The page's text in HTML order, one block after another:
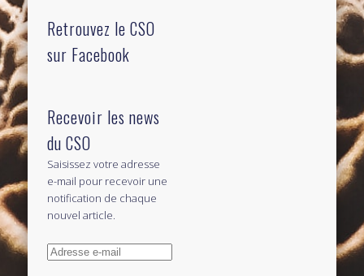
Retrouvez le CSO
sur Facebook
Recevoir les news
du CSO
Saisissez votre adresse
e-mail pour recevoir une
notification de chaque
nouvel article.
Adresse